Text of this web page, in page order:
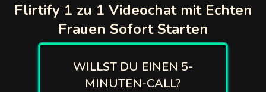
Flirtify 1 zu 1 Videochat mit Echten
Frauen Sofort Starten
WILLST DU EINEN 5-
MINUTEN-CALL?